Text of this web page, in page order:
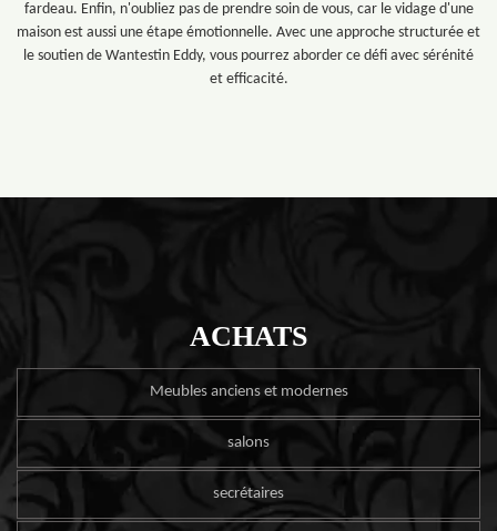
fardeau. Enfin, n'oubliez pas de prendre soin de vous, car le vidage d'une
maison est aussi une étape émotionnelle. Avec une approche structurée et
le soutien de Wantestin Eddy, vous pourrez aborder ce défi avec sérénité
et efficacité.
ACHATS
Meubles anciens et modernes
salons
secrétaires